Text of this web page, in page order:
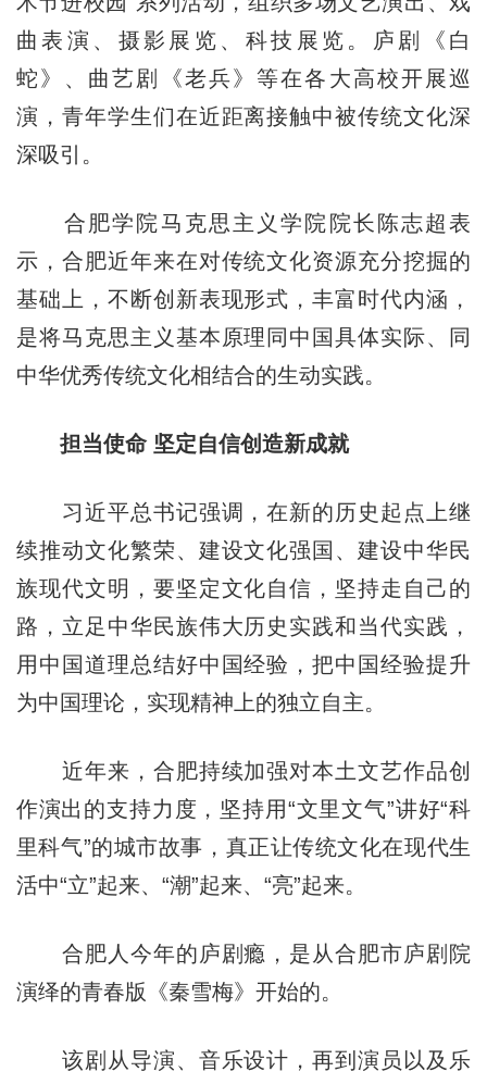
曲表演、摄影展览、科技展览。庐剧《白
蛇》、曲艺剧《老兵》等在各大高校开展巡
演，青年学生们在近距离接触中被传统文化深
深吸引。
合肥学院马克思主义学院院长陈志超表
示，合肥近年来在对传统文化资源充分挖掘的
基础上，不断创新表现形式，丰富时代内涵，
是将马克思主义基本原理同中国具体实际、同
中华优秀传统文化相结合的生动实践。
担当使命 坚定自信创造新成就
习近平总书记强调，在新的历史起点上继
续推动文化繁荣、建设文化强国、建设中华民
族现代文明，要坚定文化自信，坚持走自己的
路，立足中华民族伟大历史实践和当代实践，
用中国道理总结好中国经验，把中国经验提升
为中国理论，实现精神上的独立自主。
近年来，合肥持续加强对本土文艺作品创
作演出的支持力度，坚持用“文里文气”讲好“科
里科气”的城市故事，真正让传统文化在现代生
活中“立”起来、“潮”起来、“亮”起来。
合肥人今年的庐剧瘾，是从合肥市庐剧院
演绎的青春版《秦雪梅》开始的。
该剧从导演、音乐设计，再到演员以及乐